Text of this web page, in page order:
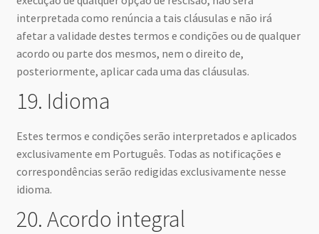
interpretada como renúncia a tais cláusulas e não irá
afetar a validade destes termos e condições ou de qualquer
acordo ou parte dos mesmos, nem o direito de,
posteriormente, aplicar cada uma das cláusulas.
19. Idioma
Estes termos e condições serão interpretados e aplicados
exclusivamente em Português. Todas as notificações e
correspondências serão redigidas exclusivamente nesse
idioma.
20. Acordo integral